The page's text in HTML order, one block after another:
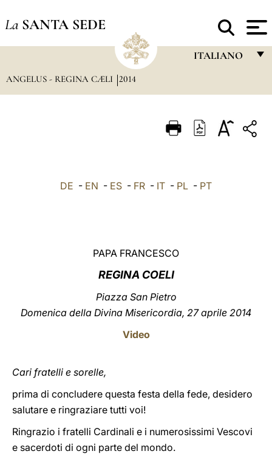
La SANTA SEDE
ITALIANO
ITALIANO
ANGELUS - REGINA CÆLI 2014
DE - EN - ES - FR - IT - PL - PT
PAPA FRANCESCO
REGINA COELI
Piazza San Pietro
Domenica della Divina Misericordia, 27 aprile 2014
Video
Cari fratelli e sorelle,
prima di concludere questa festa della fede, desidero
salutare e ringraziare tutti voi!
Ringrazio i fratelli Cardinali e i numerosissimi Vescovi
e sacerdoti di ogni parte del mondo.